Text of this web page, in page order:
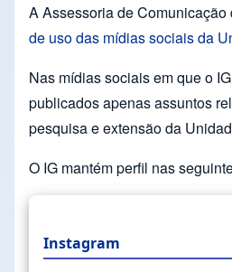
A Assessoria de Comunicação
de uso das mídias sociais da
Nas mídias sociais em que o
publicados apenas assuntos
pesquisa e extensão da
O IG mantém perfil nas
Instagram